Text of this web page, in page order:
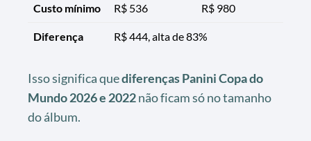
Custo mínimo R$ 536 R$ 980
Diferença R$ 444, alta de 83%
Isso significa quediferenças Panini Copa do
Mundo 2026 e 2022não ficam só no tamanho
do álbum.